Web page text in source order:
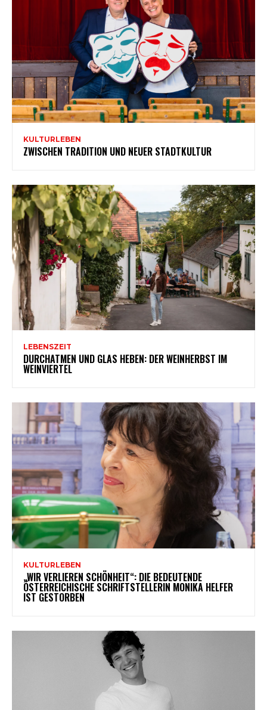
KULTURLEBEN
ZWISCHEN TRADITION UND NEUER STADTKULTUR
LEBENSZEIT
DURCHATMEN UND GLAS HEBEN: DER WEINHERBST IM
WEINVIERTEL
KULTURLEBEN
„WIR VERLIEREN SCHÖNHEIT“: DIE BEDEUTENDE
ÖSTERREICHISCHE SCHRIFTSTELLERIN MONIKA HELFER
IST GESTORBEN